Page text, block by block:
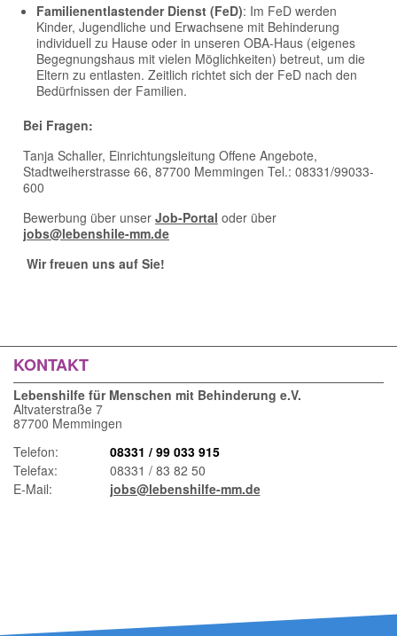
Familienentlastender Dienst (FeD): Im FeD werden
Kinder, Jugendliche und Erwachsene mit Behinderung
individuell zu Hause oder in unseren OBA-Haus (eigenes
Begegnungshaus mit vielen Möglichkeiten) betreut, um die
Eltern zu entlasten. Zeitlich richtet sich der FeD nach den
Bedürfnissen der Familien.
Bei Fragen:
Tanja Schaller, Einrichtungsleitung Offene Angebote,
Stadtweiherstrasse 66, 87700 Memmingen Tel.: 08331/99033-
600
Bewerbung über unser Job-Portal oder über
jobs@lebenshile-mm.de
Wir freuen uns auf Sie!
KONTAKT
Lebenshilfe für Menschen mit Behinderung e.V.
Altvaterstraße 7
87700 Memmingen
Telefon:
08331 / 99 033 915
Telefax:
08331 / 83 82 50
E-Mail:
jobs@lebenshilfe-mm.de